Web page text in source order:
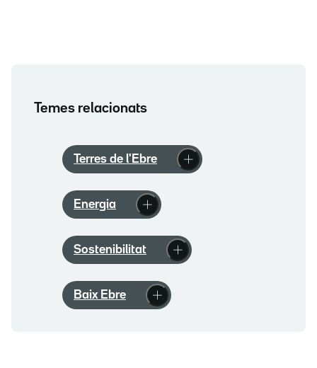
Temes relacionats
Terres de l'Ebre
Energia
Sostenibilitat
Baix Ebre